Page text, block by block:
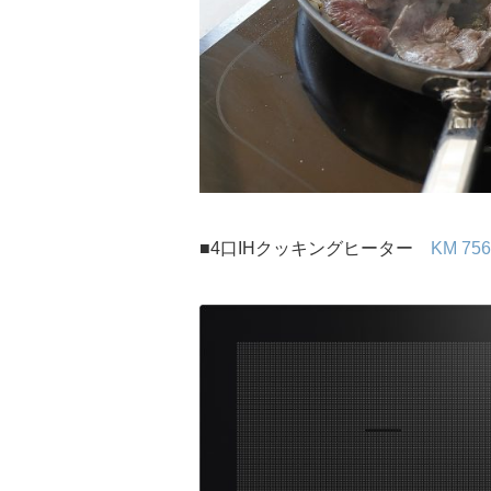
■4口IHクッキングヒーター KM